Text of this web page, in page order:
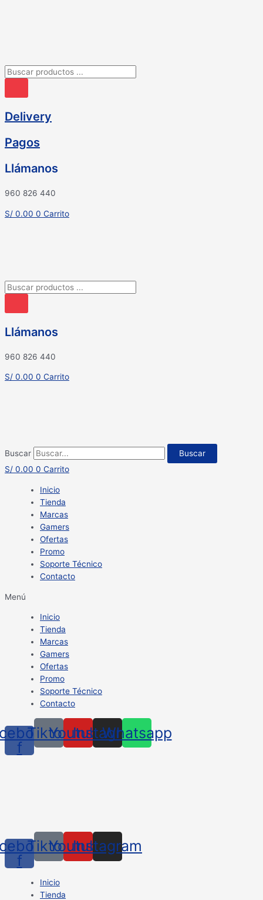
Búsqueda
productos
Delivery
Pagos
Llámanos
960 826 440
S/ 0.00 0 Carrito
Búsqueda
productos
Llámanos
960 826 440
S/ 0.00 0 Carrito
Buscar
Buscar
S/ 0.00 0 Carrito
Inicio
Tienda
Marcas
Gamers
Ofertas
Promo
Soporte Técnico
Contacto
Menú
Inicio
Tienda
Marcas
Gamers
Ofertas
Promo
Soporte Técnico
Contacto
f
TiktokYoutube
Instagram
Whatsapp
f
TiktokYoutube
Instagram
Inicio
Tienda